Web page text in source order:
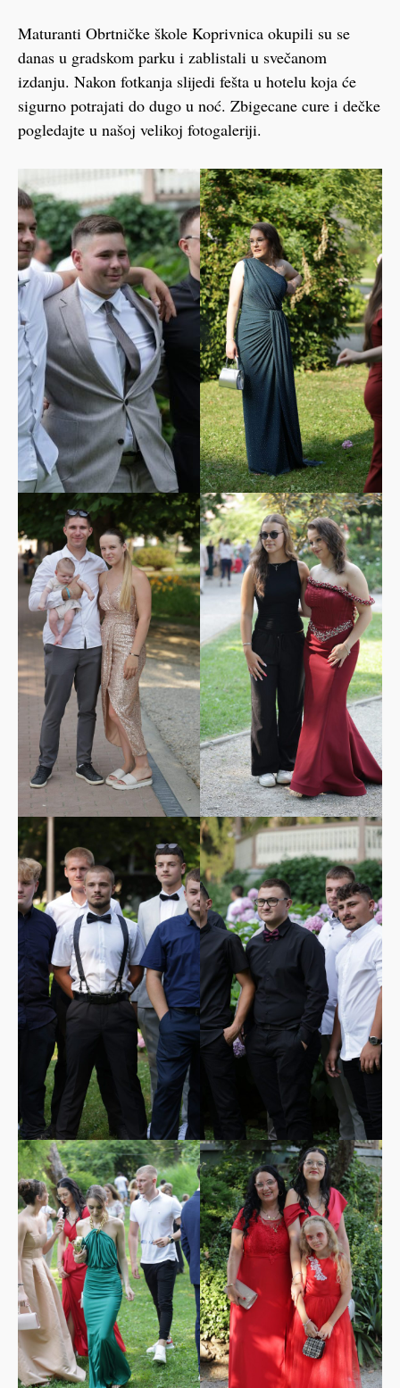
Maturanti Obrtničke škole Koprivnica okupili su se
danas u gradskom parku i zablistali u svečanom
izdanju. Nakon fotkanja slijedi fešta u hotelu koja će
sigurno potrajati do dugo u noć. Zbigecane cure i dečke
pogledajte u našoj velikoj fotogaleriji.